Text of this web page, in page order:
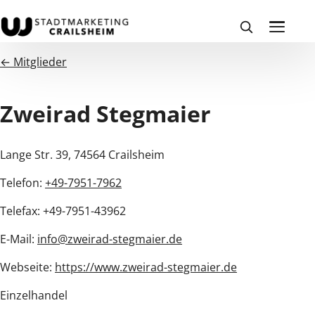
← Mitglieder
Zweirad Stegmaier
Lange Str. 39, 74564 Crailsheim
Telefon: +49-7951-7962
Telefax: +49-7951-43962
E-Mail: info@zweirad-stegmaier.de
Webseite: https://www.zweirad-stegmaier.de
Einzelhandel